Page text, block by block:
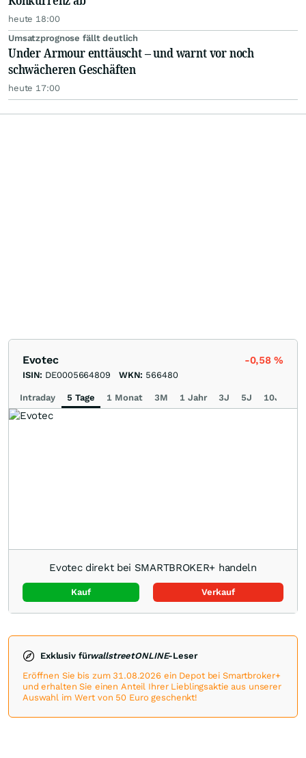
heute 18:00
Umsatzprognose fällt deutlich
Under Armour enttäuscht – und warnt vor noch
schwächeren Geschäften
heute 17:00
Evotec -0,58%
ISIN: DE0005664809 WKN: 566480
Intraday 5 Tage 1 Monat 3M 1 Jahr 3J 5J 10J
Evotec direkt bei SMARTBROKER+ handeln
Kauf Verkauf
Exklusiv fürwallstreetONLINE-Leser
Eröffnen Sie bis zum 31.08.2026 ein Depot bei Smartbroker+
und erhalten Sie einen Anteil Ihrer Lieblingsaktie aus unserer
Auswahl im Wert von 50 Euro geschenkt!